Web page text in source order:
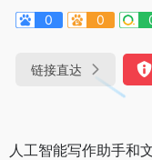
0
0
链接直达
人工智能写作助手和